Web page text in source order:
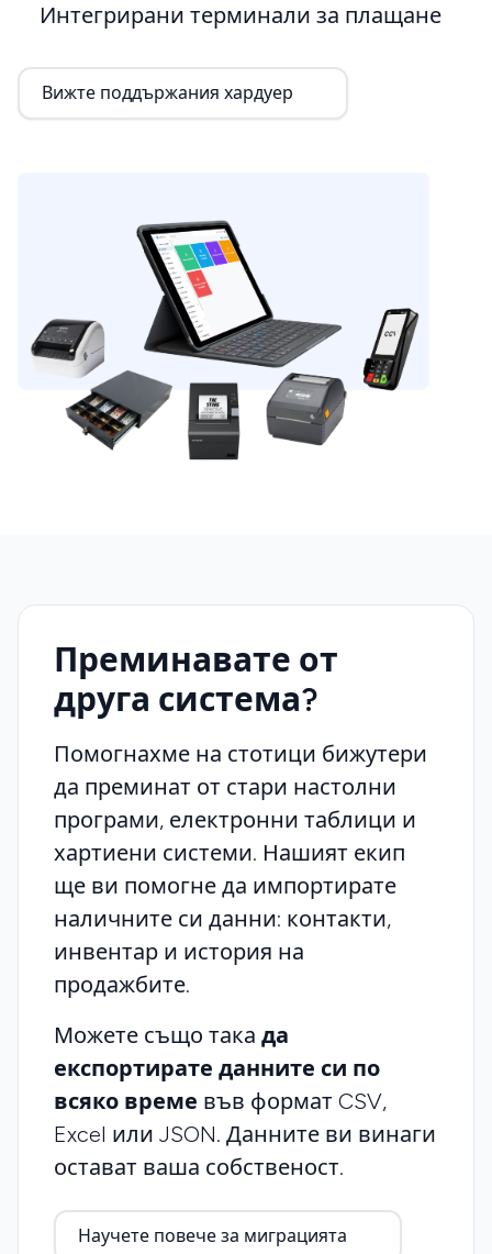
Интегрирани терминали за плащане
Вижте поддържания хардуер
Преминавате от
друга система?
Помогнахме на стотици бижутери
да преминат от стари настолни
програми, електронни таблици и
хартиени системи. Нашият екип
ще ви помогне да импортирате
наличните си данни: контакти,
инвентар и история на
продажбите.
Можете също така да
експортирате данните си по
всяко време във формат CSV,
Excel или JSON. Данните ви винаги
остават ваша собственост.
Научете повече за миграцията